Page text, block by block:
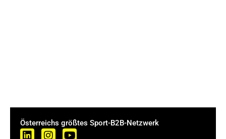
Österreichs größtes Sport-B2B-Netzwerk